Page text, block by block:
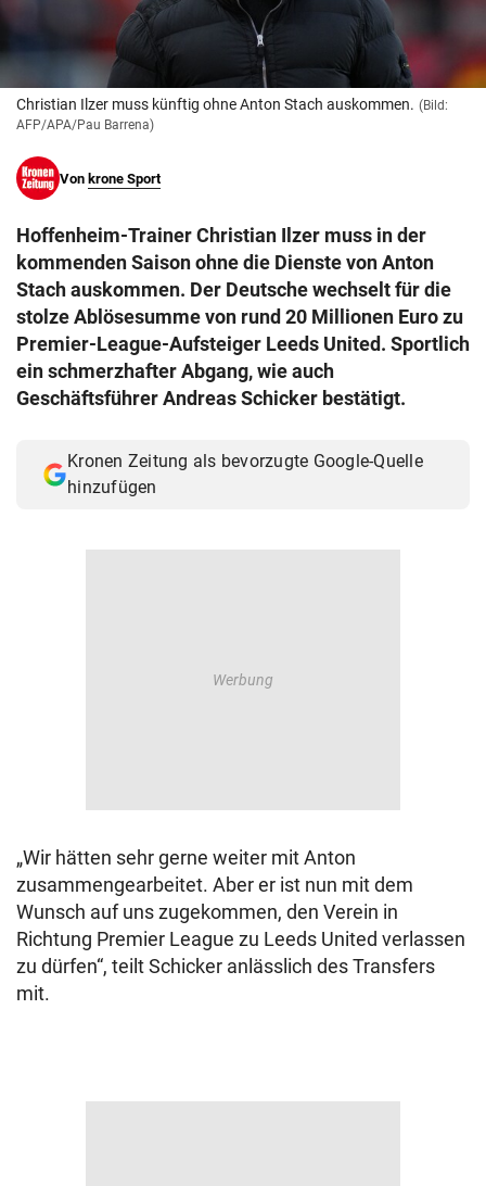
© Krone Multimedia GmbH & Co KG 2026
Muthgasse 2, 1190 Wien
Christian Ilzer muss künftig ohne Anton Stach auskommen. (Bild:
AFP/APA/Pau Barrena)
Von krone Sport
Hoffenheim-Trainer Christian Ilzer muss in der
kommenden Saison ohne die Dienste von Anton
Stach auskommen. Der Deutsche wechselt für die
stolze Ablösesumme von rund 20 Millionen Euro zu
Premier-League-Aufsteiger Leeds United. Sportlich
ein schmerzhafter Abgang, wie auch
Geschäftsführer Andreas Schicker bestätigt.
Kronen Zeitung als bevorzugte Google-Quelle
hinzufügen
„Wir hätten sehr gerne weiter mit Anton
zusammengearbeitet. Aber er ist nun mit dem
Wunsch auf uns zugekommen, den Verein in
Richtung Premier League zu Leeds United verlassen
zu dürfen“, teilt Schicker anlässlich des Transfers
mit.